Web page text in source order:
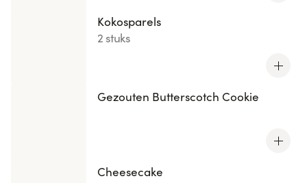
Kokosparels
2 stuks
Gezouten Butterscotch Cookie
Cheesecake